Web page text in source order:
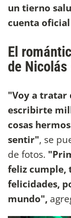
un tierno
cuenta
El
de Nicolás
"Voy a tratar
escribirte
cosas
sentir", se
de fotos.
feliz cumple,
felicidades,
mundo",